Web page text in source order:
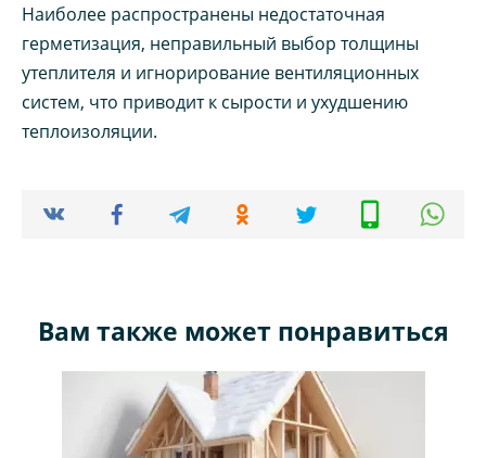
Наиболее распространены недостаточная
герметизация, неправильный выбор толщины
утеплителя и игнорирование вентиляционных
систем, что приводит к сырости и ухудшению
теплоизоляции.
Вам также может понравиться